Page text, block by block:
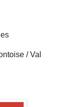
/ Val